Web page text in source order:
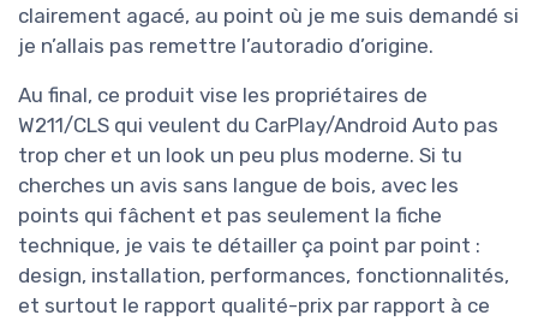
clairement agacé, au point où je me suis demandé si
je n’allais pas remettre l’autoradio d’origine.
Au final, ce produit vise les propriétaires de
W211/CLS qui veulent du CarPlay/Android Auto pas
trop cher et un look un peu plus moderne. Si tu
cherches un avis sans langue de bois, avec les
points qui fâchent et pas seulement la fiche
technique, je vais te détailler ça point par point :
design, installation, performances, fonctionnalités,
et surtout le rapport qualité-prix par rapport à ce